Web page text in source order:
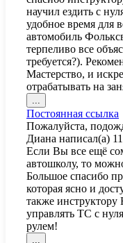
научил ездить с
удобное время для
автомобиль
терпеливо все
требуется?).
Мастерство, и
отрабатывать на
этот
метабокс
в
другое
состояние.
Постоянная ссылка
Пожалуйста,
Диана написал(а)
Если Вы все ещё
автошколу, то
Большое спасибо
которая ясно и
также
управлять ТС с
рулем!